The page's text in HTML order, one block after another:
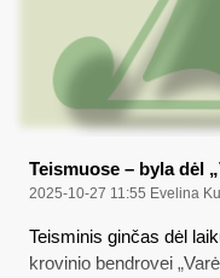
Teismuose – byla dėl
2025-10-27 11:55 Evelina
Teisminis ginčas dėl
krovinio bendrovei